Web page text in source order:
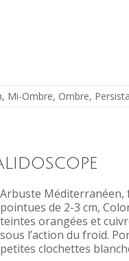
, Mi-Ombre, Ombre,
Arbuste Méditerranéen,
pointues de 2-3 cm,
teintes orangées et
sous l’action du froid.
petites clochettes